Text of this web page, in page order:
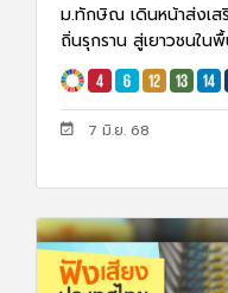
ม.ทักษิณ เดินหน้าส่งเส
ถิ่นรุกราน สู่เยาวชนในพื้
7 มิ.ย. 68